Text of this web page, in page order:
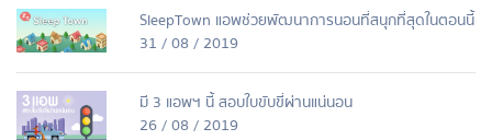
SleepTown แอพช่วยพัฒนาการนอนที่สนุกที่สุดในตอนนี้
31 / 08 / 2019
มี 3 แอพฯ นี้ สอบใบขับขี่ผ่านแน่นอน
26 / 08 / 2019